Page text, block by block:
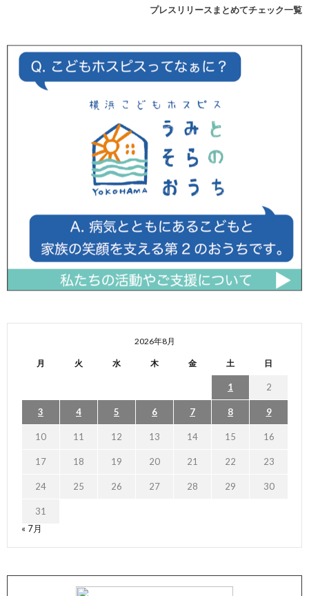
プレスリリースまとめてチェック一覧
2026年8月
月 火 水 木 金 土 日
1 2
3 4 5 6 7 8 9
10 11 12 13 14 15 16
17 18 19 20 21 22 23
24 25 26 27 28 29 30
31
« 7月